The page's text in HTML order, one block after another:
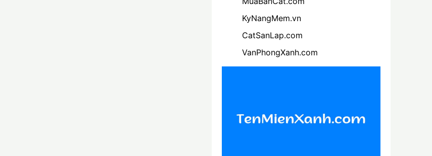
KyNangMem.vn
CatSanLap.com
VanPhongXanh.com